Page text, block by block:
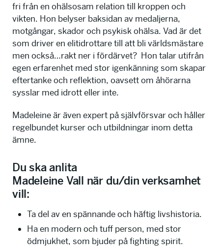
fri från en ohälsosam relation till kroppen och
vikten. Hon belyser baksidan av medaljerna,
motgångar, skador och psykisk ohälsa. Vad är det
som driver en elitidrottare till att bli världsmästare
men också…rakt ner i fördärvet? Hon talar utifrån
egen erfarenhet med stor igenkänning som skapar
eftertanke och reflektion, oavsett om åhörarna
sysslar med idrott eller inte.
Madeleine är även expert på självförsvar och håller
regelbundet kurser och utbildningar inom detta
ämne.
Du ska anlita
Madeleine Vall när du/din verksamhet
vill:
Ta del av en spännande och häftig livshistoria.
Ha en modern och tuff person, med stor
ödmjukhet, som bjuder på fighting spirit.